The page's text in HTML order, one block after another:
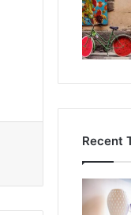
Recent